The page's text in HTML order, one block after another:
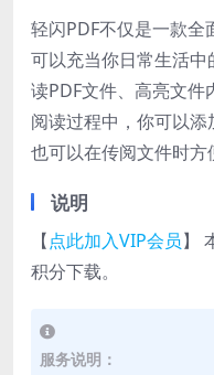
轻闪PDF不仅是一款全
可以充当你日常生活
读PDF文件、高亮文
阅读过程中，你可以添
也可以在传阅文件时方
说明
【点此加入VIP会员】
积分下载。
服务说明：